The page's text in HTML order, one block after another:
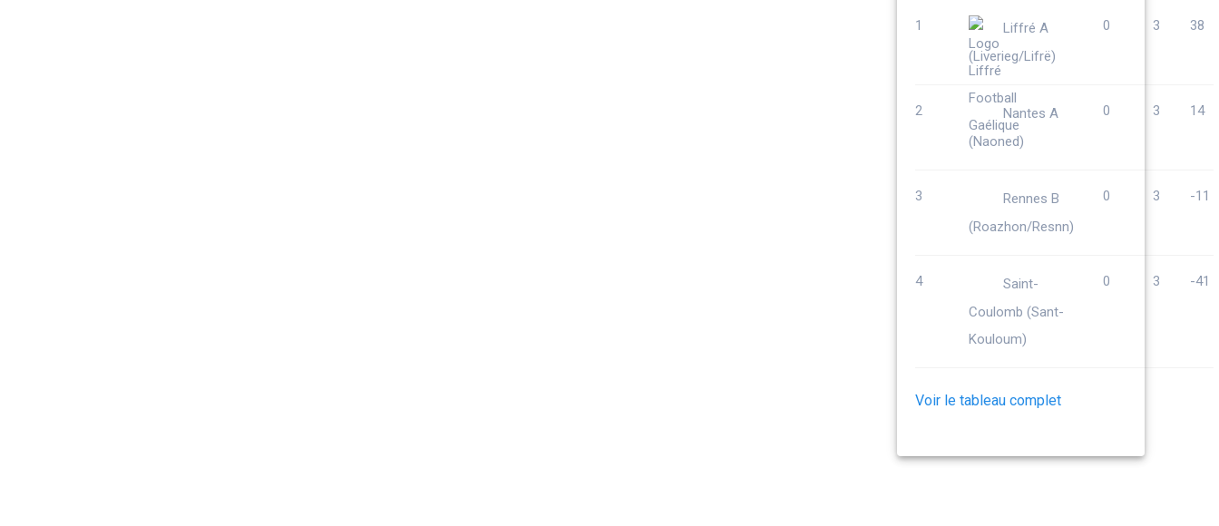
1
Liffré A
(Liverieg/Lifrë)
0 3 38
2
Nantes A
(Naoned)
0 3 14
3
Rennes B
(Roazhon/Resnn)
0 3 -11
4
Saint-
Coulomb (Sant-
Kouloum)
0 3 -41
Voir le tableau complet